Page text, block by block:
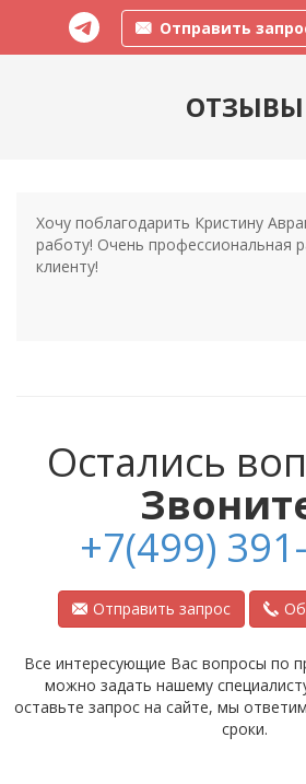
Отправить
ОТЗЫВЫ
Хочу поблагодарить Кристину
работу! Очень профессиональная
клиенту!
Остались
+7(499)
Отправить запрос
Все интересующие Вас вопросы по
можно задать нашему
оставьте запрос на сайте, мы
сроки.